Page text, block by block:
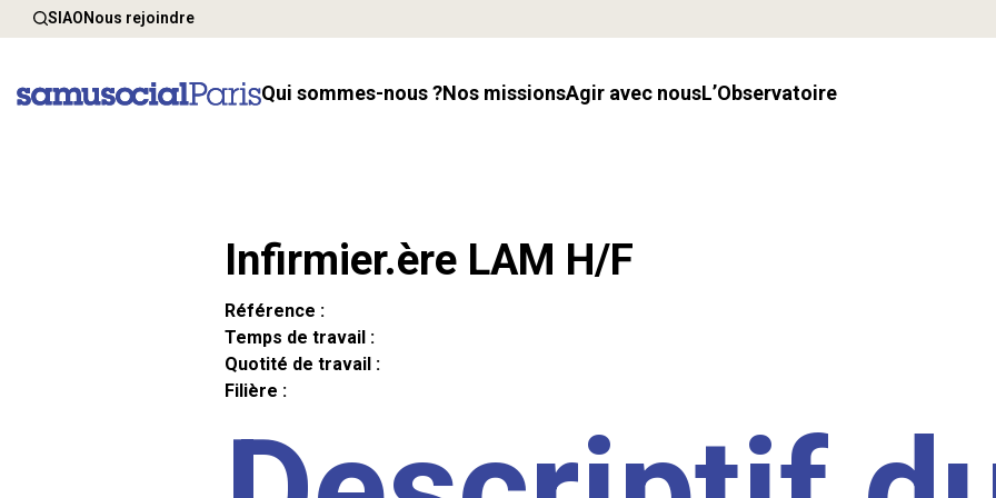
SIAONous rejoindre
Qui sommes-nous ? Nos missions Agir avec nous l’Observatoire
Infirmier.ère LAM H/F
Référence :
Temps de travail :
Quotité de travail :
Filière :